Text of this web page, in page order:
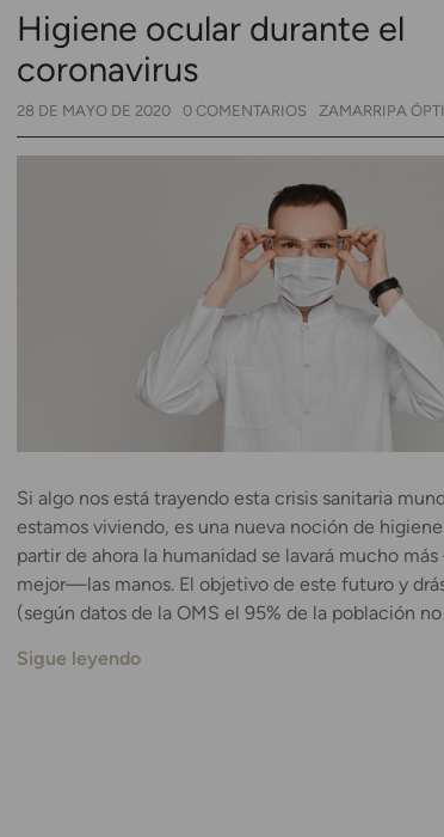
Higiene ocular durante el
coronavirus
28 DE MAYO DE 2020 0 COMENTARIOS ZAMARRIPA
Si algo nos está trayendo esta crisis sanitaria
estamos viviendo, es una nueva noción de
partir de ahora la humanidad se lavará mucho
mejor—las manos. El objetivo de este futuro y
(según datos de la OMS el 95% de la población
Sigue leyendo